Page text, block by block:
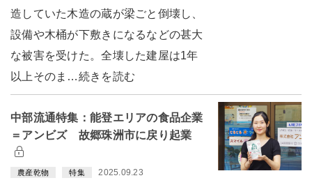
造していた木造の蔵が梁ごと倒壊し、
設備や木桶が下敷きになるなどの甚大
な被害を受けた。全壊した建屋は1年
以上そのま…続きを読む
中部流通特集：能登エリアの食品企業
＝アンビズ 故郷珠洲市に戻り起業
農産乾物 特集 2025.09.23